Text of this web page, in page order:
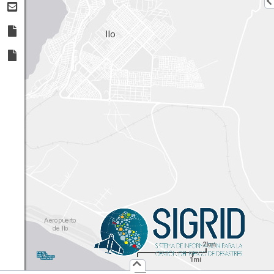
1: 72,224
UTM
X:
Y:
Usuario :
PUBLICO
Iniciar Sesión
2km
1mi